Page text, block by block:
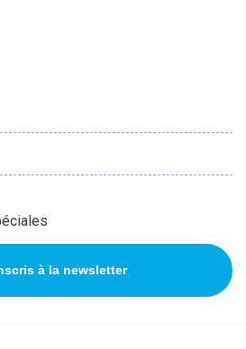
à la newsletter